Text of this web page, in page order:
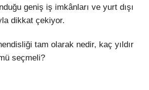
geniş iş imkânları ve yurt dışı
dikkat çekiyor.
tam olarak nedir, kaç yıldır
seçmeli?